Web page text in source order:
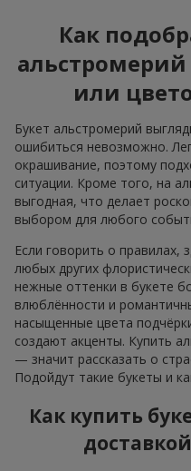
Как
или
Букет альстромерий
ошибиться невозможно.
окрашивание, поэтому
ситуации. Кроме того, на
выгодная, что делает
выбором для любого
Если говорить о правилах,
любых других
нежные оттенки в букете
влюблённости и
насыщенные цвета
создают акценты. Купить
— значит рассказать о
Подойдут такие букеты и
Как купить